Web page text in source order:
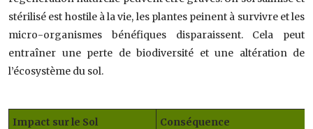
stérilisé est hostile à la vie, les plantes peinent à survivre et les
micro-organismes bénéfiques disparaissent. Cela peut
entraîner une perte de biodiversité et une altération de
l’écosystème du sol.
Impact sur le Sol Conséquence